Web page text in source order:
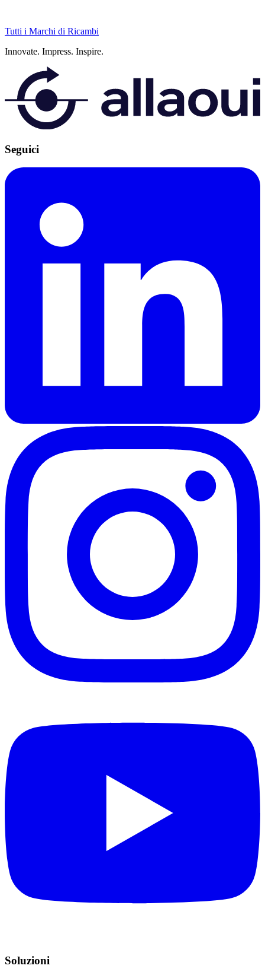
Tutti i Marchi di Ricambi
Innovate. Impress. Inspire.
Seguici
Soluzioni